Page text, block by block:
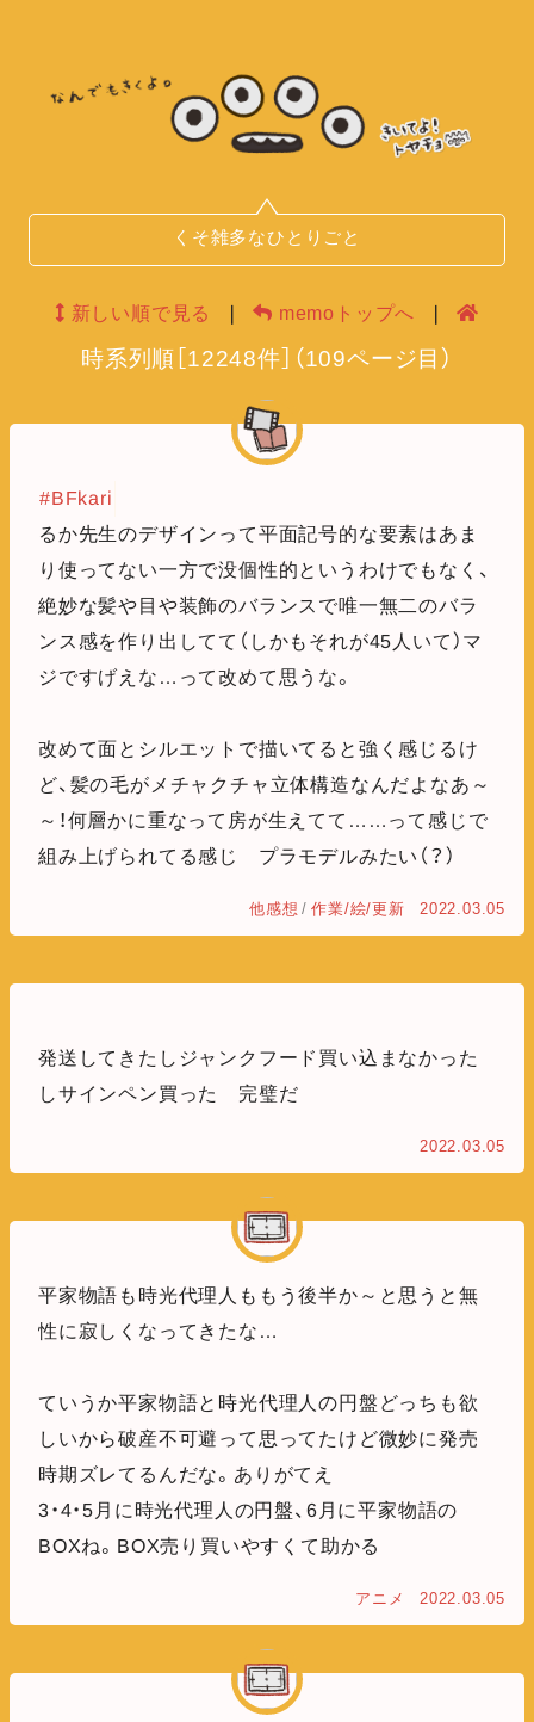
くそ雑多なひとりごと
新しい順で見る memoトップへ
時系列順 12248件］ （109ページ目）
#BFkari
るか先生のデザインって平面記号的な要素はあま
り使ってない一方で没個性的というわけでもなく、
絶妙な髪や目や装飾のバランスで唯一無二のバラ
ンス感を作り出してて（しかもそれが45人いて）マ
ジですげえな…って改めて思うな。
改めて面とシルエットで描いてると強く感じるけ
ど、髪の毛がメチャクチャ立体構造なんだよなあ～
～！何層かに重なって房が生えてて……って感じで
組み上げられてる感じ プラモデルみたい（？）
他感想 / 作業/絵/更新 2022.03.05
発送してきたしジャンクフード買い込まなかった
しサインペン買った 完璧だ
2022.03.05
平家物語も時光代理人ももう後半か～と思うと無
性に寂しくなってきたな…
ていうか平家物語と時光代理人の円盤どっちも欲
しいから破産不可避って思ってたけど微妙に発売
時期ズレてるんだな。ありがてえ
3・4・5月に時光代理人の円盤、6月に平家物語の
BOXね。BOX売り買いやすくて助かる
アニメ 2022.03.05